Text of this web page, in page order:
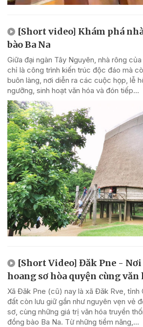
[Short video] Khám phá
bào Ba Na
Giữa đại ngàn Tây Nguyên, nhà rông
chỉ là công trình kiến trúc độc đáo mà
buôn làng, nơi diễn ra các cuộc họp, lễ
ngưỡng, sinh hoạt văn hóa và đón tiếp...
[Short Video] Đăk Pne -
hoang sơ hòa quyện cùng văn
Xã Đăk Pne (cũ) nay là xã Đăk Rve, tỉnh
đất còn lưu giữ gần như nguyên vẹn vẻ
sơ, cùng những giá trị văn hóa truyền
đồng bào Ba Na. Từ những tiềm năng,...